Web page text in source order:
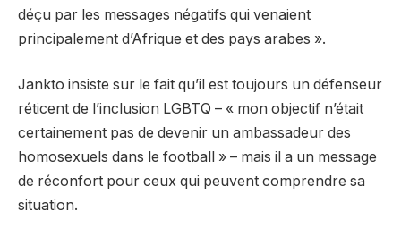
déçu par les messages négatifs qui venaient
principalement d’Afrique et des pays arabes ».
Jankto insiste sur le fait qu’il est toujours un défenseur
réticent de l’inclusion LGBTQ – « mon objectif n’était
certainement pas de devenir un ambassadeur des
homosexuels dans le football » – mais il a un message
de réconfort pour ceux qui peuvent comprendre sa
situation.